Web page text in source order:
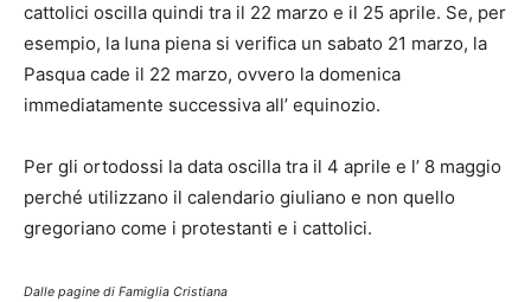
cattolici oscilla quindi tra il 22 marzo e il 25 aprile. Se, per
esempio, la luna piena si verifica un sabato 21 marzo, la
Pasqua cade il 22 marzo, ovvero la domenica
immediatamente successiva all’ equinozio.
Per gli ortodossi la data oscilla tra il 4 aprile e l’ 8 maggio
perché utilizzano il calendario giuliano e non quello
gregoriano come i protestanti e i cattolici.
Dalle pagine di Famiglia Cristiana